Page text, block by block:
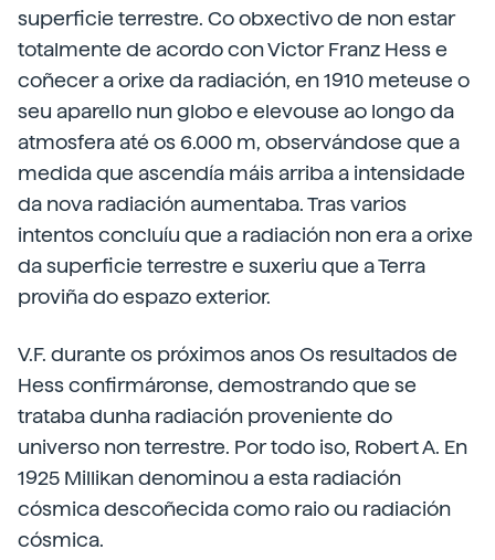
superficie terrestre. Co obxectivo de non estar
totalmente de acordo con Victor Franz Hess e
coñecer a orixe da radiación, en 1910 meteuse o
seu aparello nun globo e elevouse ao longo da
atmosfera até os 6.000 m, observándose que a
medida que ascendía máis arriba a intensidade
da nova radiación aumentaba. Tras varios
intentos concluíu que a radiación non era a orixe
da superficie terrestre e suxeriu que a Terra
proviña do espazo exterior.
V.F. durante os próximos anos Os resultados de
Hess confirmáronse, demostrando que se
trataba dunha radiación proveniente do
universo non terrestre. Por todo iso, Robert A. En
1925 Millikan denominou a esta radiación
cósmica descoñecida como raio ou radiación
cósmica.